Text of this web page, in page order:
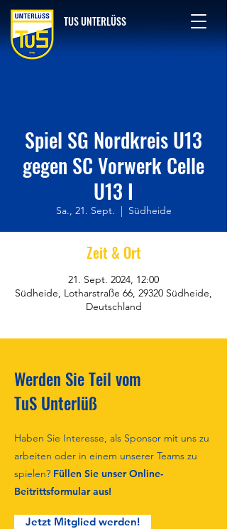
TUS UNTERLÜSS
Spiel SG Nordkreis U13
gegen SC Vorwerk Celle
U13 I
Sa., 21. Sept.
  |
Südheide
Zeit & Ort
21. Sept. 2024, 12:00
Südheide, Lotharstraße 66, 29320 Südheide,
Deutschland
Werden Sie Teil vom
TuS Unterlüß
Haben Sie Interesse, als Sponsor mit uns zu
arbeiten oder in einem unserer Teams zu
spielen? Füllen Sie unser Online-
Beitrittsformular aus!
Jetzt Mitglied werden!